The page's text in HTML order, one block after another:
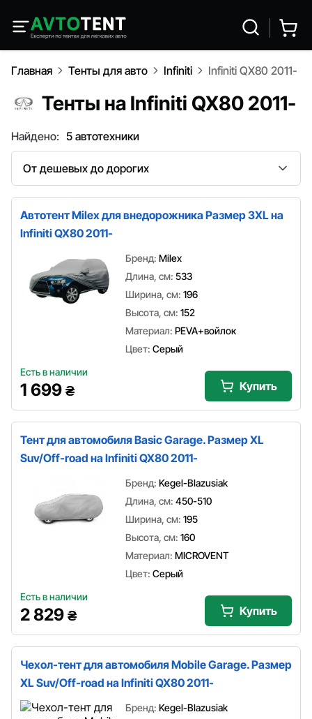
Главная Тенты для авто Infiniti Infiniti QX80 2011-
Тенты на Infiniti QX80 2011-
Найдено: 5 автотехники
Сортировка
Автотент Milex для внедорожника Размер 3XL на
Infiniti QX80 2011-
Бренд: Milex
Длина, см: 533
Ширина, см: 196
Высота, см: 152
Материал: PEVA+войлок
Цвет: Серый
Есть в наличии
1 699 ₴ Купить
Тент для автомобиля Basic Garage. Размер XL
Suv/Off-road на Infiniti QX80 2011-
Бренд: Kegel-Blazusiak
Длина, см: 450-510
Ширина, см: 195
Высота, см: 160
Материал: MICROVENT
Цвет: Серый
Есть в наличии
2 829 ₴ Купить
Чехол-тент для автомобиля Mobile Garage. Размер
XL Suv/Off-road на Infiniti QX80 2011-
Бренд: Kegel-Blazusiak